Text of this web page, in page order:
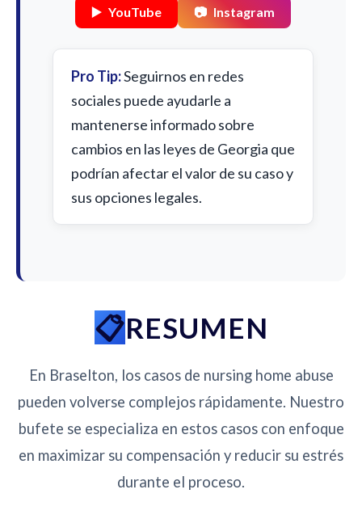
▶️ YouTube 📷 Instagram
Pro Tip:Seguirnos en redes
sociales puede ayudarle a
mantenerse informado sobre
cambios en las leyes de Georgia que
podrían afectar el valor de su caso y
sus opciones legales.
RESUMEN
En Braselton, los casos de nursing home abuse
pueden volverse complejos rápidamente. Nuestro
bufete se especializa en estos casos con enfoque
en maximizar su compensación y reducir su estrés
durante el proceso.